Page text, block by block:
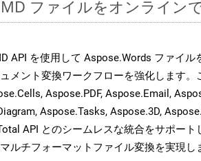
ファイルをオンライン
API を使用して Aspose.Words ファイル
メント変換ワークフローを強化します。
Aspose.PDF, Aspose.Email,
Aspose.Tasks, Aspose.3D,
API とのシームレスな統合をサポー
ルチフォーマットファイル変換を実現し